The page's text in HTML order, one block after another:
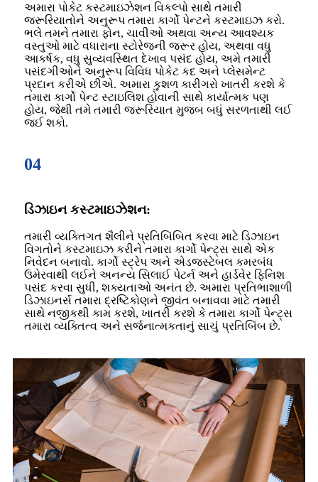
અમારા પોકેટ કસ્ટમાઇઝેશન વિકલ્પો સાથે તમારી
જરૂરિયાતોને અનુરૂપ તમારા કાર્ગો પેન્ટને કસ્ટમાઇઝ કરો.
ભલે તમને તમારા ફોન, ચાવીઓ અથવા અન્ય આવશ્યક
વસ્તુઓ માટે વધારાના સ્ટોરેજની જરૂર હોય, અથવા વધુ
આકર્ષક, વધુ સુવ્યવસ્થિત દેખાવ પસંદ હોય, અમે તમારી
પસંદગીઓને અનુરૂપ વિવિધ પોકેટ કદ અને પ્લેસમેન્ટ
પ્રદાન કરીએ છીએ. અમારા કુશળ કારીગરો ખાતરી કરશે કે
તમારા કાર્ગો પેન્ટ સ્ટાઇલિશ હોવાની સાથે કાર્યાત્મક પણ
હોય, જેથી તમે તમારી જરૂરિયાત મુજબ બધું સરળતાથી લઈ
જઈ શકો.
04
ડિઝાઇન કસ્ટમાઇઝેશન:
તમારી વ્યક્તિગત શૈલીને પ્રતિબિંબિત કરવા માટે ડિઝાઇન
વિગતોને કસ્ટમાઇઝ કરીને તમારા કાર્ગો પેન્ટ્સ સાથે એક
નિવેદન બનાવો. કાર્ગો સ્ટ્રેપ અને એડજસ્ટેબલ કમરબંધ
ઉમેરવાથી લઈને અનન્ય સિલાઈ પેટર્ન અને હાર્ડવેર ફિનિશ
પસંદ કરવા સુધી, શક્યતાઓ અનંત છે. અમારા પ્રતિભાશાળી
ડિઝાઇનર્સ તમારા દ્રષ્ટિકોણને જીવંત બનાવવા માટે તમારી
સાથે નજીકથી કામ કરશે, ખાતરી કરશે કે તમારા કાર્ગો પેન્ટ્સ
તમારા વ્યક્તિત્વ અને સર્જનાત્મકતાનું સાચું પ્રતિબિંબ છે.